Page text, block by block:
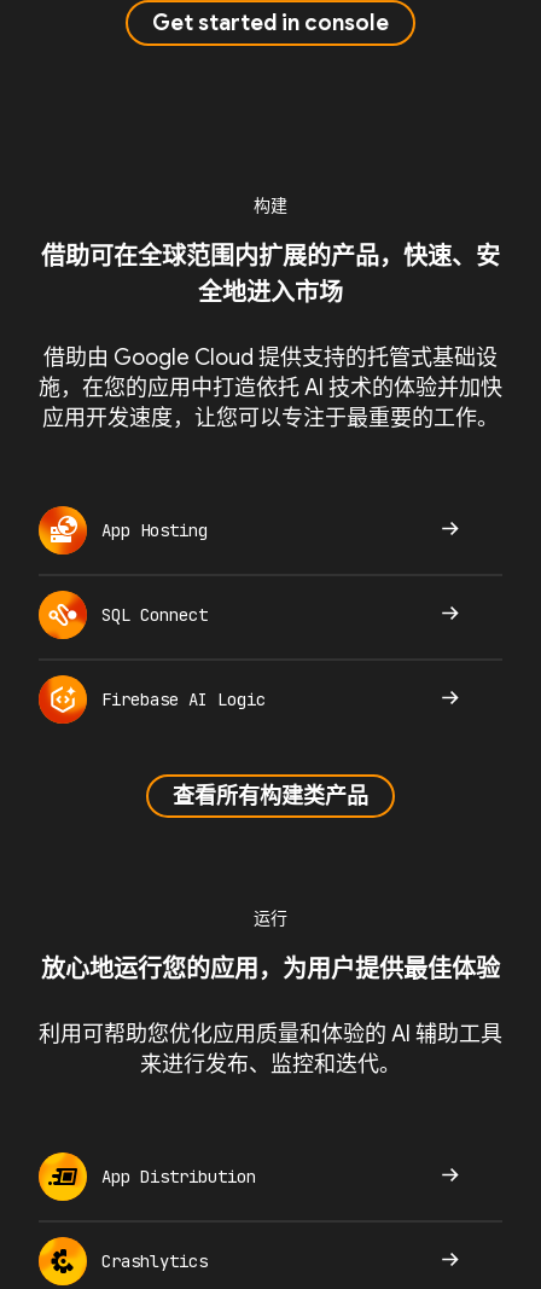
Get started in console
构建
借助可在全球范围内扩展的产品，快速、安
全地进入市场
借助由 Google Cloud 提供支持的托管式基础设
施，在您的应用中打造依托 AI 技术的体验并加快
应用开发速度，让您可以专注于最重要的工作。
App Hosting
SQL Connect
Firebase AI Logic
查看所有构建类产品
运行
放心地运行您的应用，为用户提供最佳体验
利用可帮助您优化应用质量和体验的 AI 辅助工具
来进行发布、监控和迭代。
App Distribution
Crashlytics